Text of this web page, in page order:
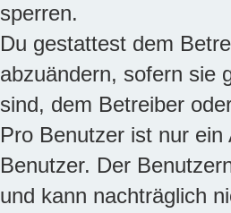
sperren.
Du gestattest dem
abzuändern, sofern sie
sind, dem Betreiber
Pro Benutzer ist nur
Benutzer. Der
und kann nachträglich